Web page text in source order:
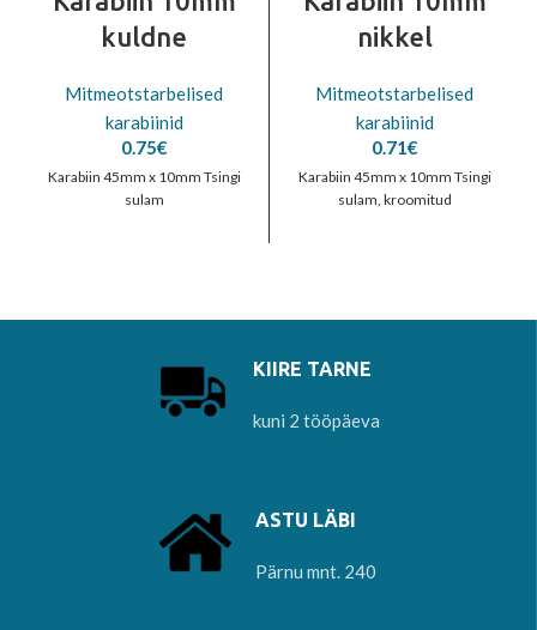
kuldne
Mitmeotstarbelised
karabiinid
0.75€
Karabiin 45mm x 10mm Tsingi
sulam
nikkel
Mitmeotstarbelised
karabiinid
0.71€
Karabiin 45mm x 10mm Tsingi
sulam, kroomitud
KIIRE TARNE
kuni 2 tööpäeva
ASTU LÄBI
Pärnu mnt. 240